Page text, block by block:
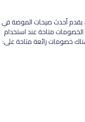
أحدث صيحات الموضة في
متاحة عند استخدام
خصومات رائعة متاحة على: